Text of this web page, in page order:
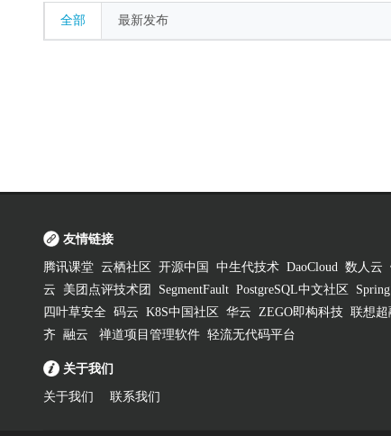
全部 最新发布
友情链接
腾讯课堂 云栖社区 开源中国 中生代技术 DaoCloud 数人云
云
美团点评技术团 SegmentFault PostgreSQL中文社区
四叶草安全 码云 K8S中国社区 华云 ZEGO即构科技 联想超
齐 融云 禅道项目管理软件 轻流无代码平台
关于我们
关于我们 联系我们